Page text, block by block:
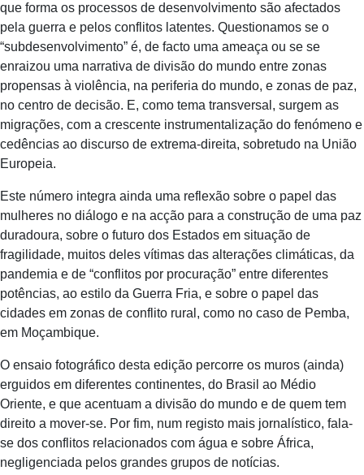
que forma os processos de desenvolvimento são afectados
pela guerra e pelos conflitos latentes. Questionamos se o
“subdesenvolvimento” é, de facto uma ameaça ou se se
enraizou uma narrativa de divisão do mundo entre zonas
propensas à violência, na periferia do mundo, e zonas de paz,
no centro de decisão. E, como tema transversal, surgem as
migrações, com a crescente instrumentalização do fenómeno e
cedências ao discurso de extrema-direita, sobretudo na União
Europeia.
Este número integra ainda uma reflexão sobre o papel das
mulheres no diálogo e na acção para a construção de uma paz
duradoura, sobre o futuro dos Estados em situação de
fragilidade, muitos deles vítimas das alterações climáticas, da
pandemia e de “conflitos por procuração” entre diferentes
potências, ao estilo da Guerra Fria, e sobre o papel das
cidades em zonas de conflito rural, como no caso de Pemba,
em Moçambique.
O ensaio fotográfico desta edição percorre os muros (ainda)
erguidos em diferentes continentes, do Brasil ao Médio
Oriente, e que acentuam a divisão do mundo e de quem tem
direito a mover-se. Por fim, num registo mais jornalístico, fala-
se dos conflitos relacionados com água e sobre África,
negligenciada pelos grandes grupos de notícias.